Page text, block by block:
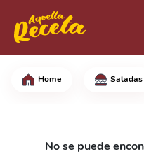
Home Saladas
No se puede